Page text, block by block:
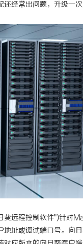
经常出问题，升级一
葵远程控制软件")针对
址或调试端口号。向